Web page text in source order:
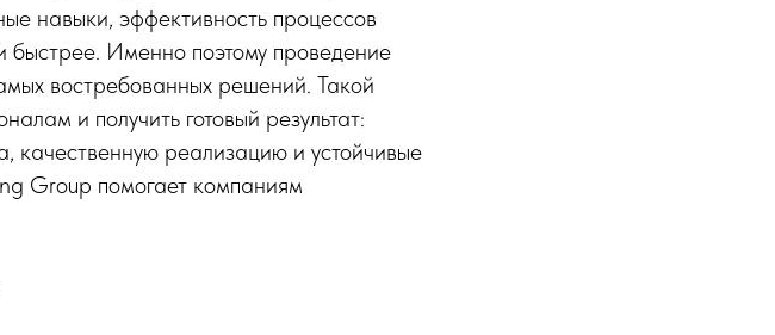
навыки, эффективность процессов
быстрее. Именно поэтому проведение
востребованных решений. Такой
и получить готовый результат:
качественную реализацию и устойчивые
Group помогает компаниям